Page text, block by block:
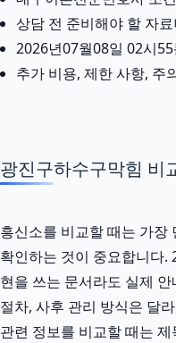
상담 전 준비해야 할 자
2026년07월08일 02시
추가 비용, 제한 사항, 주
광진구하수구막힘 비
흥신소를 비교할 때는 가장
확인하는 것이 중요합니다.
현을 쓰는 문서라도 실제
절차, 사후 관리 방식은 달
관련 정보를 비교할 때는